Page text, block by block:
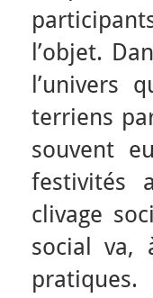
l’objet.
l’univers
terriens
souvent
festivités
clivage
social va,
pratiques.